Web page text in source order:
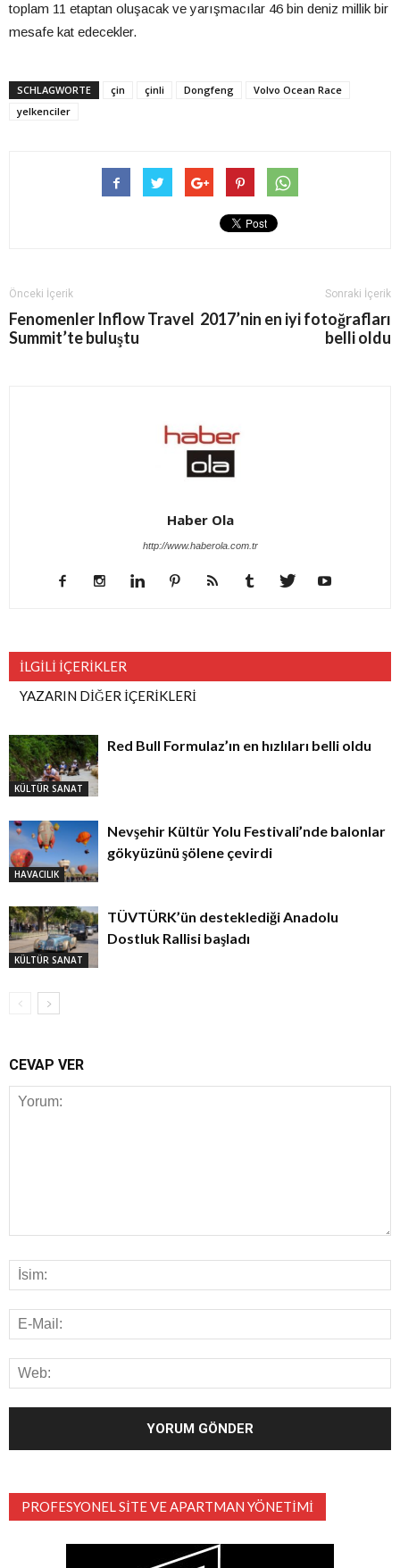
toplam 11 etaptan oluşacak ve yarışmacılar 46 bin deniz millik bir
mesafe kat edecekler.
SCHLAGWORTE çin çinli Dongfeng
Volvo Ocean Race
yelkenciler
Önceki İçerik
Fenomenler Inflow Travel
Summit’te buluştu
Sonraki İçerik
2017’nin en iyi fotoğrafları
belli oldu
Haber Ola
http://www.haberola.com.tr
İLGİLİ İÇERİKLER
YAZARIN DİĞER İÇERİKLERİ
KÜLTÜR SANAT
Red Bull Formulaz’ın en hızlıları belli oldu
HAVACILIK
Nevşehir Kültür Yolu Festivali’nde balonlar
gökyüzünü şölene çevirdi
KÜLTÜR SANAT
TÜVTÜRK’ün desteklediği Anadolu
Dostluk Rallisi başladı
CEVAP VER
PROFESYONEL SITE VE APARTMAN YÖNETIMI